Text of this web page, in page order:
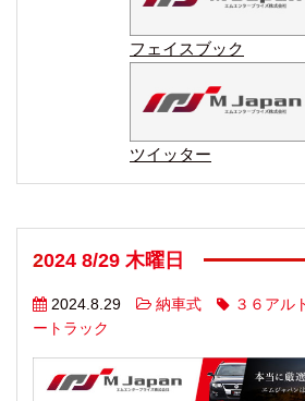
フェイスブック
ツイッター
2024 8/29 木曜日
2024.8.29 納車式 ３６アル
ートラック